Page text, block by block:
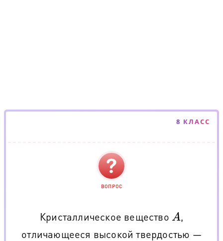
8 КЛАСС
ВОПРОС
Кристаллическое вещество A ,
отличающееся высокой твердостью —